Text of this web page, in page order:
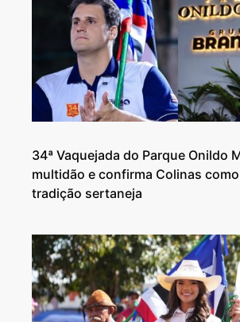
34ª Vaquejada do Parque Onildo
multidão e confirma Colinas
tradição sertaneja